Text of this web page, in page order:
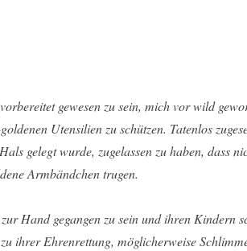
gewesen zu sein, mich vor wild
Utensilien zu schützen. Tatenlos
gelegt wurde, zugelassen zu haben, dass
Armbändchen trugen.
Hand gegangen zu sein und ihren Kindern
ihrer Ehrenrettung, möglicherweise